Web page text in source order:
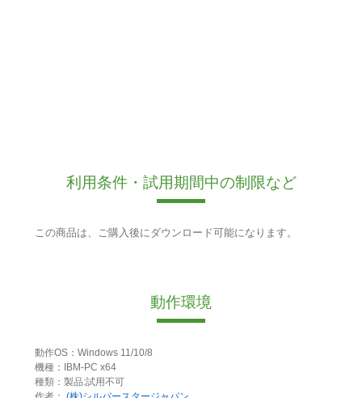
利用条件・試用期間中の制限など
この商品は、ご購入後にダウンロード可能になります。
動作環境
動作OS：Windows 11/10/8
機種：IBM-PC x64
種類：製品:試用不可